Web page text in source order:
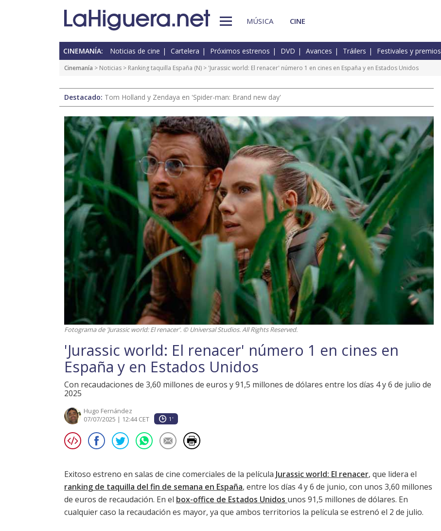
MÚSICA CINE
CINEMANÍA: Noticias de cine Cartelera Próximos estrenos DVD Avances Tráilers Festivales y premios
Cinemanía > Noticias > Ranking taquilla España (N) > 'Jurassic world: El renacer' número 1 en cines en España y en Estados Unidos
Destacado: Tom Holland y Zendaya en 'Spider-man: Brand new day'
Fotograma de 'Jurassic world: El renacer'. © Universal Studios. All Rights Reserved.
'Jurassic world: El renacer' número 1 en cines en
España y en Estados Unidos
Con recaudaciones de 3,60 millones de euros y 91,5 millones de dólares entre los días 4 y 6 de julio de
2025
Hugo Fernández
07/07/2025 | 12:44 CET
1'
Exitoso estreno en salas de cine comerciales de la película Jurassic world: El renacer, que lidera el
ranking de taquilla del fin de semana en España, entre los días 4 y 6 de junio, con unos 3,60 millones
de euros de recaudación. En el box-office de Estados Unidos unos 91,5 millones de dólares. En
cualquier caso la recaudación es mayor, ya que ambos territorios la película se estrenó el 2 de julio.